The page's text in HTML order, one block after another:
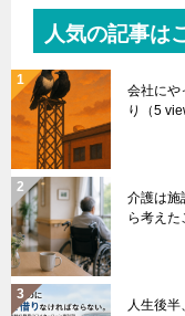
人気の記事は
会社にや
り
（5
介護は施
ら考えた
人生後